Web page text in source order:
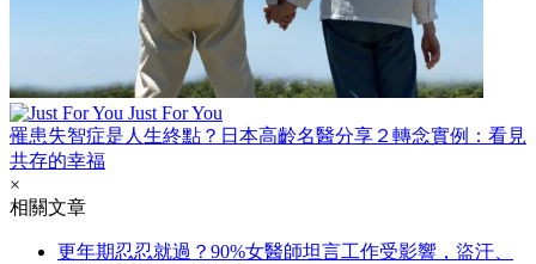
Just For You
罹患失智症是人生終點？日本高齡名醫分享２轉念實例：看見
共存的幸福
×
相關文章
更年期忍忍就過？90%女醫師坦言工作受影響，盜汗、